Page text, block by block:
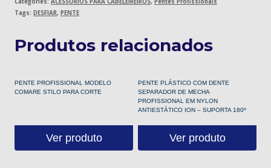
Tags: DESFIAR, PENTE
Produtos relacionados
PENTE PROFISSIONAL MODELO
COMARE STILO PARA CORTE
Ver produto
PENTE PLÁSTICO COM DENTE
SEPARADOR DE MECHA
PROFISSIONAL EM NYLON
ANTIESTÁTICO ION – SUPORTA 180º
Ver produto